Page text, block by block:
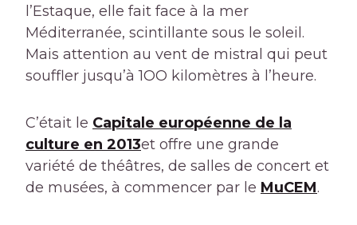
l’Estaque, elle fait face à la mer
Méditerranée, scintillante sous le soleil.
Mais attention au vent de mistral qui peut
souffler jusqu’à 1OO kilomètres à l’heure.
C’était le Capitale européenne de la
culture en 2013et offre une grande
variété de théâtres, de salles de concert et
de musées, à commencer par le MuCEM.